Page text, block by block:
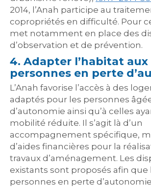
2014, l’Anah participe au
copropriétés en difficulté. Pour
met notamment en place des
d’observation et de prévention.
4. Adapter l’habitat aux
personnes en perte
L’Anah favorise l’accès à des
adaptés pour les personnes
d’autonomie ainsi qu’à celles
mobilité réduite. Il s’agit là d’un
accompagnement spécifique,
d’aides financières pour la
travaux d’aménagement. Les
existants sont proposés afin que
personnes en perte